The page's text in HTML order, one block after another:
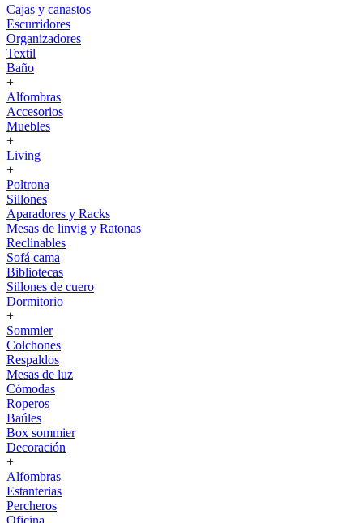
Cajas y canastos
Escurridores
Organizadores
Textil
Baño
+
Alfombras
Accesorios
Muebles
+
Living
+
Poltrona
Sillones
Aparadores y Racks
Mesas de linvig y Ratonas
Reclinables
Sofá cama
Bibliotecas
Sillones de cuero
Dormitorio
+
Sommier
Colchones
Respaldos
Mesas de luz
Cómodas
Roperos
Baúles
Box sommier
Decoración
+
Alfombras
Estanterias
Percheros
Oficina